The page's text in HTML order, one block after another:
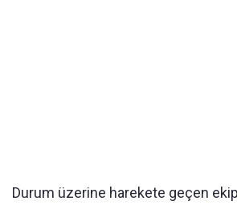
Durum üzerine harekete geçen